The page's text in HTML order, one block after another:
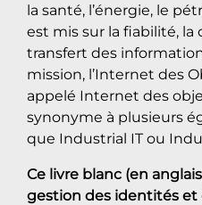
la santé, l’énergie, le
est mis sur la fiabilité,
transfert des
mission, l’Internet des
appelé Internet des
synonyme à plusieurs
que Industrial IT ou
Ce livre blanc (en
gestion des identités et